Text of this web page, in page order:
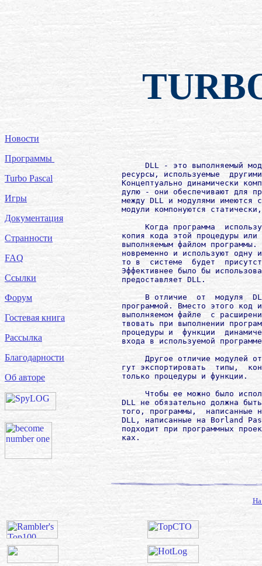
Новости
Программы
Turbo Pascal
Игры
Документация
Странности
FAQ
Ссылки
Форум
Гостевая книга
Рассылка
Благодарности
Об авторе
DLL - это выполняемый
ресурсы, используемые
Концептуально динамически
дулю - они обеспечивают для
между DLL и модулями имеются
модули компонуются
Когда программа
копия кода этой процедуры
выполняемым файлом
новременно и используют одну
то в  системе  будет
Эффективнее было бы
        предоставляет DLL.
В отличие  от  модуля
программой. Вместо этого код
выполняемом файле  с
твовать при выполнении
процедуры и  функции
входа в используемой
Другое отличие модулей
гут экспортировать  типы,
        только процедуры и функции.
Чтобы ее можно было
DLL не обязательно должна
того, программы,  написанные
DLL, написанные на Borland
подходит при программных